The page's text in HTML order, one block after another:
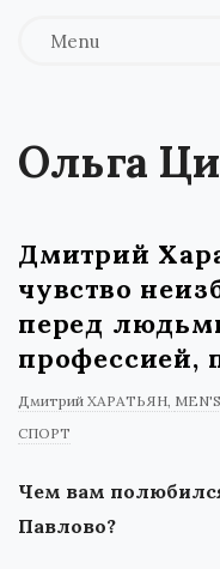
Menu
Ольга
Дмитрий
чувство
перед
профессией,
Дмитрий ХАРАТЬЯН
СПОРТ
Чем вам
Павлово?